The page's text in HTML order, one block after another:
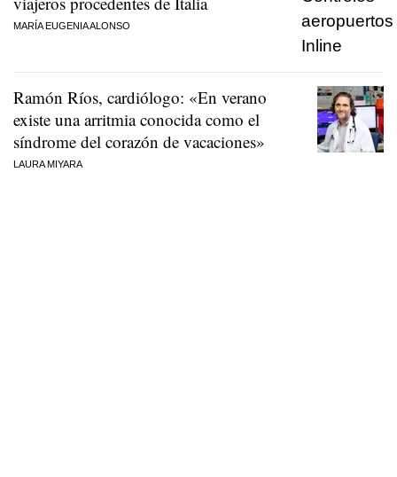
MARÍA EUGENIA ALONSO
Ramón Ríos, cardiólogo: «En verano
existe una arritmia conocida como el
síndrome del corazón de vacaciones»
LAURA MIYARA